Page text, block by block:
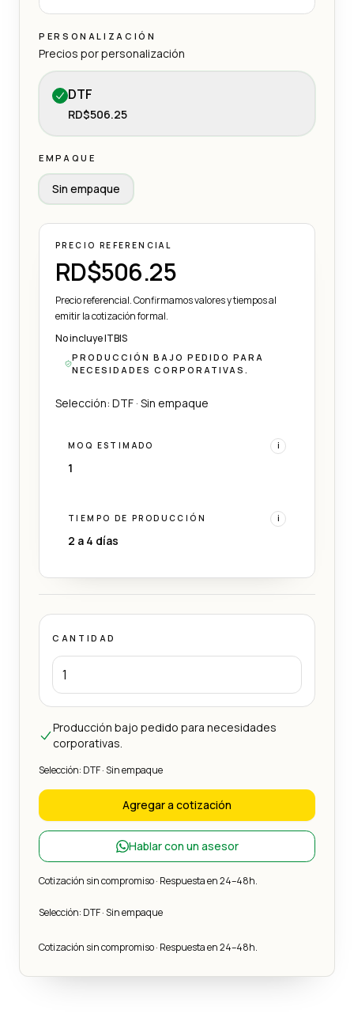
PERSONALIZACIÓN
Precios por personalización
DTF
RD$506.25
EMPAQUE
Sin empaque
PRECIO REFERENCIAL
RD$506.25
Precio referencial. Confirmamos valores y tiempos al
emitir la cotización formal.
No incluye ITBIS
PRODUCCIÓN BAJO PEDIDO PARA
NECESIDADES CORPORATIVAS.
Selección: DTF · Sin empaque
MOQ ESTIMADO i
1
TIEMPO DE PRODUCCIÓN i
2 a 4 días
CANTIDAD
Producción bajo pedido para necesidades
corporativas.
Selección: DTF · Sin empaque
Agregar a cotización
Hablar con un asesor
Cotización sin compromiso · Respuesta en 24–48h.
Selección: DTF · Sin empaque
Cotización sin compromiso · Respuesta en 24–48h.